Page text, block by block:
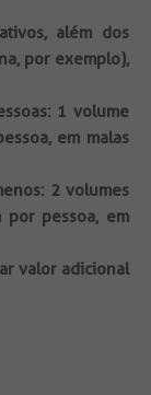
além dos
por exemplo),
1 volume
em malas
2 volumes
pessoa, em
valor adicional